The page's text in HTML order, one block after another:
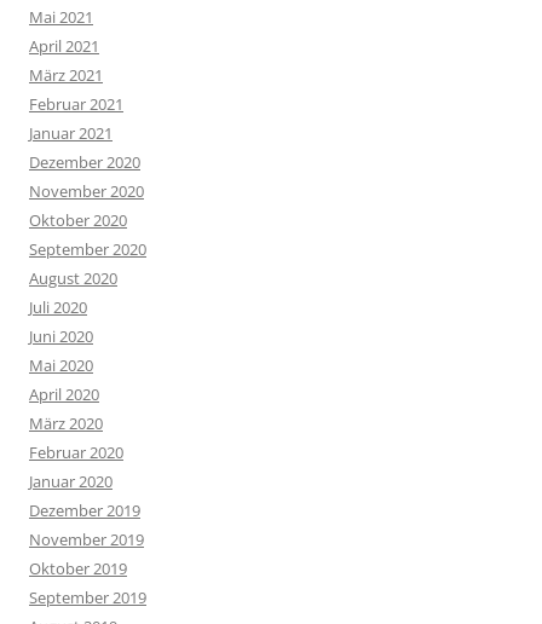
Mai 2021
April 2021
März 2021
Februar 2021
Januar 2021
Dezember 2020
November 2020
Oktober 2020
September 2020
August 2020
Juli 2020
Juni 2020
Mai 2020
April 2020
März 2020
Februar 2020
Januar 2020
Dezember 2019
November 2019
Oktober 2019
September 2019